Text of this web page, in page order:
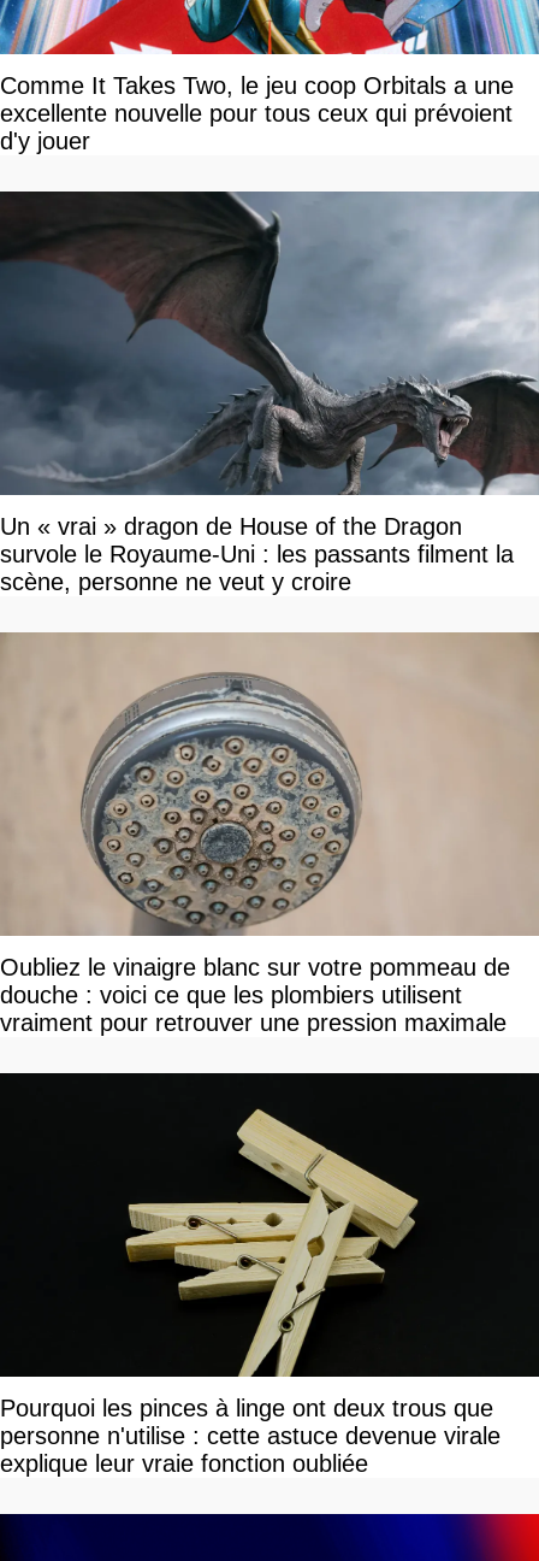
Comme It Takes Two, le jeu coop Orbitals a une
excellente nouvelle pour tous ceux qui prévoient
d'y jouer
Un « vrai » dragon de House of the Dragon
survole le Royaume-Uni : les passants filment la
scène, personne ne veut y croire
Oubliez le vinaigre blanc sur votre pommeau de
douche : voici ce que les plombiers utilisent
vraiment pour retrouver une pression maximale
Pourquoi les pinces à linge ont deux trous que
personne n'utilise : cette astuce devenue virale
explique leur vraie fonction oubliée